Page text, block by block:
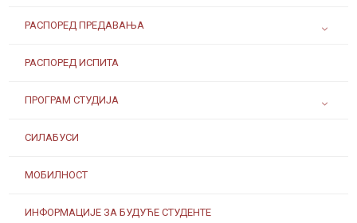
РАСПОРЕД ПРЕДАВАЊА
РАСПОРЕД ИСПИТА
ПРОГРАМ СТУДИЈА
СИЛАБУСИ
МОБИЛНОСТ
ИНФОРМАЦИЈЕ ЗА БУДУЋЕ СТУДЕНТЕ